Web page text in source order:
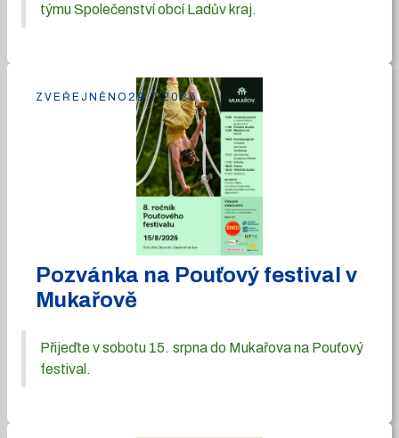
týmu Společenství obcí Ladův kraj.
Pozvánka na Pouťový festival v
Mukařově
Přijeďte v sobotu 15. srpna do Mukařova na Pouťový
festival.
ZVEŘEJNĚNO 29.7.2026